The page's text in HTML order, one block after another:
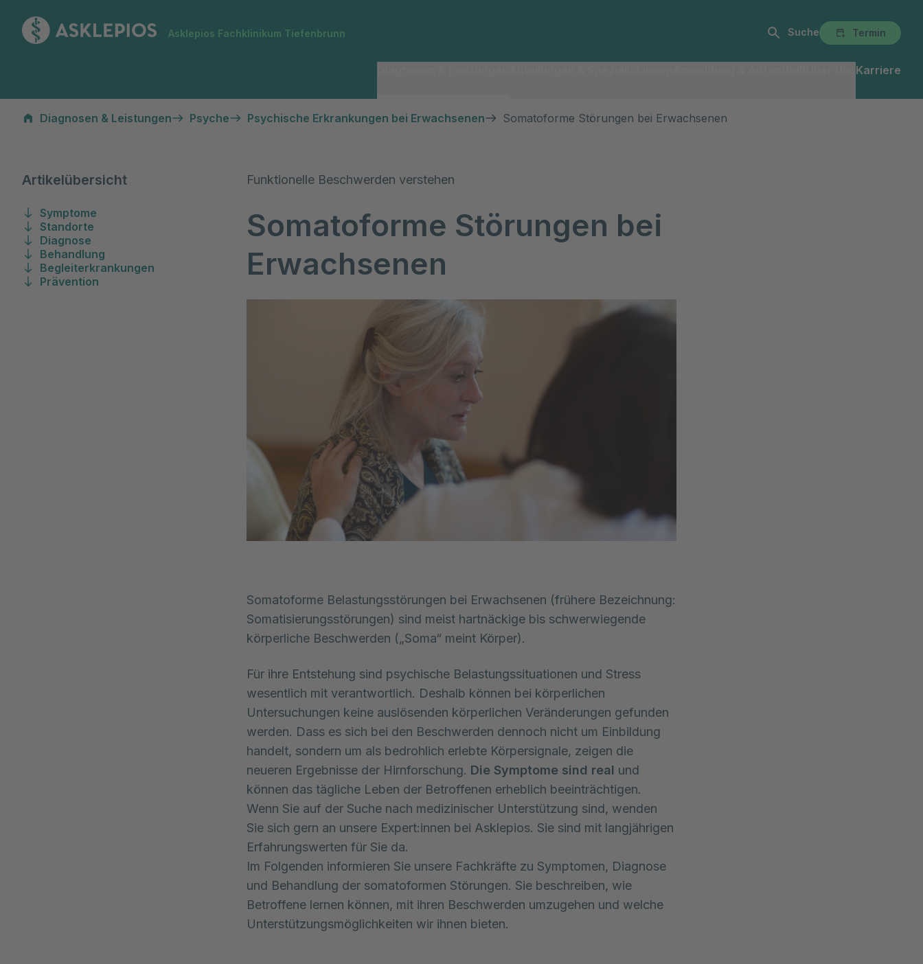
Asklepios Fachklinikum Tiefenbrunn Suche Termin
Karriere
Diagnosen & Leistungen
Psyche Psychische Erkrankungen bei Erwachsenen Somatoforme Störungen bei Erwachsenen
Funktionelle Beschwerden verstehen
Somatoforme Störungen bei
Erwachsenen
Artikelübersicht
Symptome
Standorte
Diagnose
Behandlung
Begleiterkrankungen
Prävention
Somatoforme Belastungsstörungen bei Erwachsenen (frühere Bezeichnung:
Somatisierungsstörungen) sind meist hartnäckige bis schwerwiegende
körperliche Beschwerden („Soma“ meint Körper).
Für ihre Entstehung sind psychische Belastungssituationen und Stress
wesentlich mit verantwortlich. Deshalb können bei körperlichen
Untersuchungen keine auslösenden körperlichen Veränderungen gefunden
werden. Dass es sich bei den Beschwerden dennoch nicht um Einbildung
handelt, sondern um als bedrohlich erlebte Körpersignale, zeigen die
neueren Ergebnisse der Hirnforschung. Die Symptome sind real und
können das tägliche Leben der Betroffenen erheblich beeinträchtigen.
Wenn Sie auf der Suche nach medizinischer Unterstützung sind, wenden
Sie sich gern an unsere Expert:innen bei Asklepios. Sie sind mit langjährigen
Erfahrungswerten für Sie da.
Im Folgenden informieren Sie unsere Fachkräfte zu Symptomen, Diagnose
und Behandlung der somatoformen Störungen. Sie beschreiben, wie
Betroffene lernen können, mit ihren Beschwerden umzugehen und welche
Unterstützungsmöglichkeiten wir ihnen bieten.